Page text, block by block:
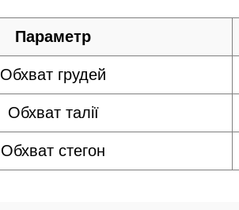
Параметр
Обхват грудей
Обхват талії
Обхват стегон